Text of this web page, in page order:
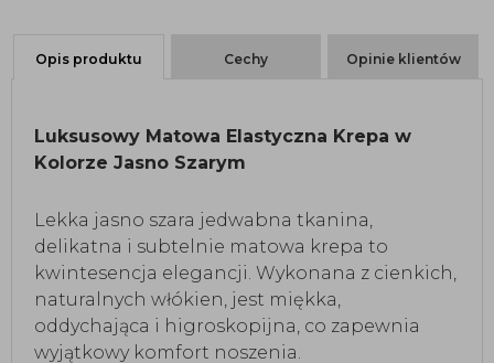
Opis produktu Cechy Opinie klientów
Luksusowy Matowa Elastyczna Krepa w
Kolorze Jasno Szarym
Lekka jasno szara jedwabna tkanina,
delikatna i subtelnie matowa krepa to
kwintesencja elegancji. Wykonana z cienkich,
naturalnych włókien, jest miękka,
oddychająca i higroskopijna, co zapewnia
wyjątkowy komfort noszenia.